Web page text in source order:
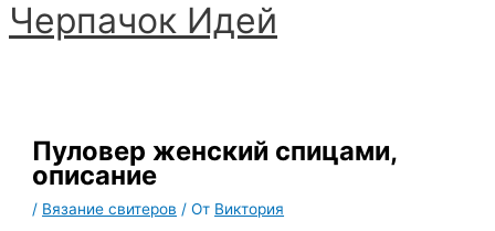
Перейти
к
Черпачoк Идей
Пуловер женский спицами,
описание
/ Вязание свитеров / От Виктория